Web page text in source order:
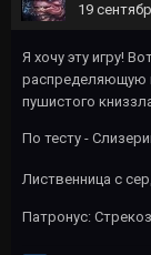
19
Я хочу эту игру!
распределяющую
пушистого
По тесту -
Лиственница с
Патронус: